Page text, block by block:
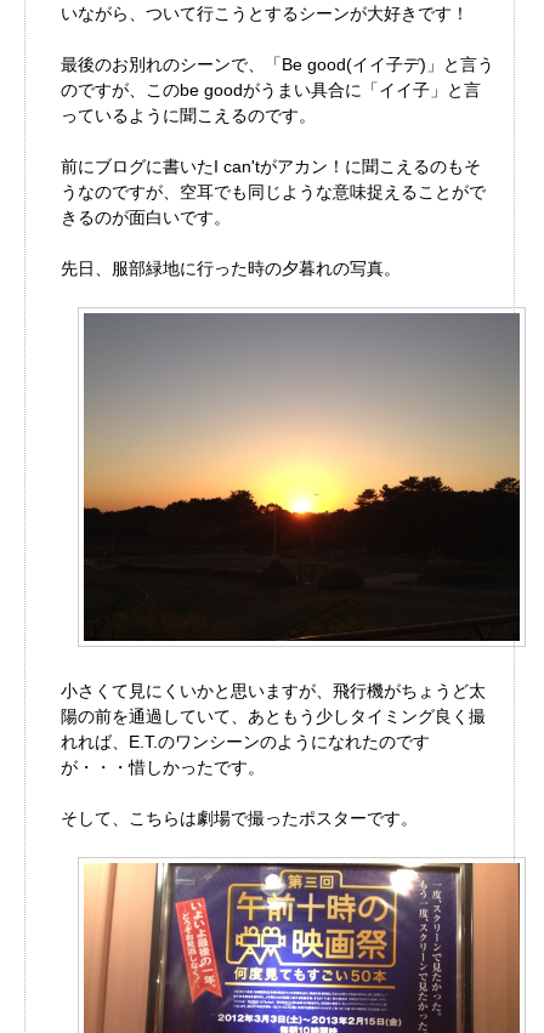
いながら、ついて行こうとするシーンが大好きです！
最後のお別れのシーンで、「Be good(イイ子デ)」と言う
のですが、このbe goodがうまい具合に「イイ子」と言
っているように聞こえるのです。
前にブログに書いたI can'tがアカン！に聞こえるのもそ
うなのですが、空耳でも同じような意味捉えることがで
きるのが面白いです。
先日、服部緑地に行った時の夕暮れの写真。
小さくて見にくいかと思いますが、飛行機がちょうど太
陽の前を通過していて、あともう少しタイミング良く撮
れれば、E.T.のワンシーンのようになれたのです
が・・・惜しかったです。
そして、こちらは劇場で撮ったポスターです。